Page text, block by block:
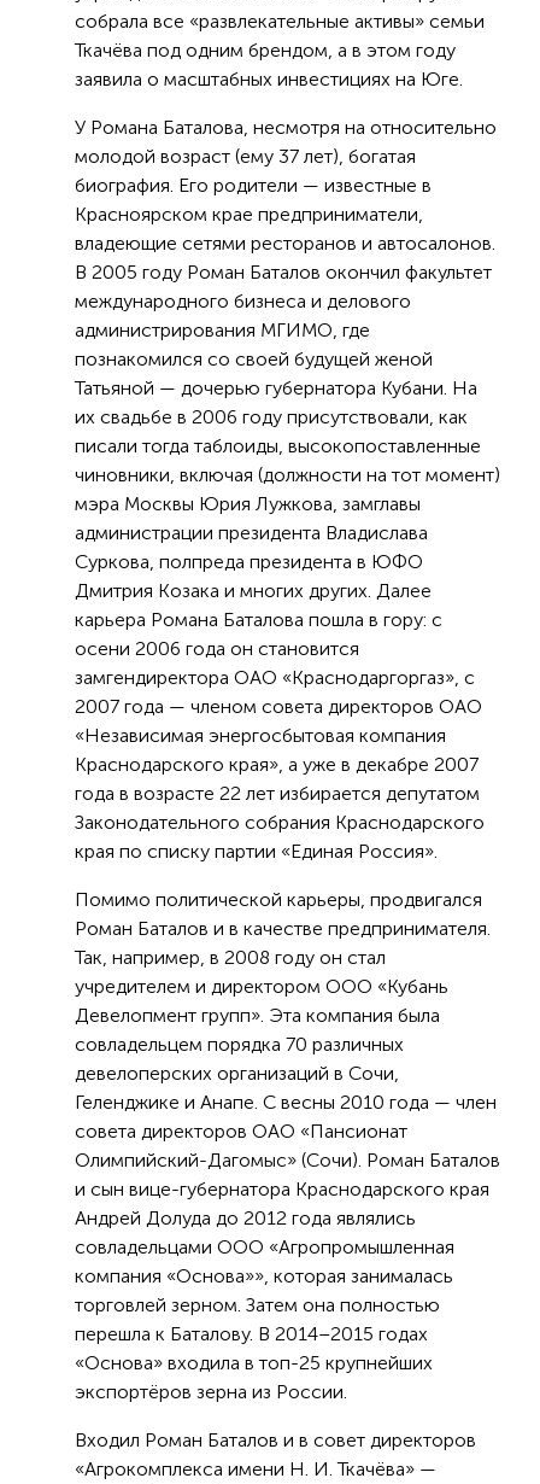
собрала все «развлекательные активы» семьи
Ткачёва под одним брендом, а в этом году
заявила о масштабных инвестициях на Юге.
У Романа Баталова, несмотря на относительно
молодой возраст (ему 37 лет), богатая
биография. Его родители — известные в
Красноярском крае предприниматели,
владеющие сетями ресторанов и автосалонов.
В 2005 году Роман Баталов окончил факультет
международного бизнеса и делового
администрирования МГИМО, где
познакомился со своей будущей женой
Татьяной — дочерью губернатора Кубани. На
их свадьбе в 2006 году присутствовали, как
писали тогда таблоиды, высокопоставленные
чиновники, включая (должности на тот момент)
мэра Москвы Юрия Лужкова, замглавы
администрации президента Владислава
Суркова, полпреда президента в ЮФО
Дмитрия Козака и многих других. Далее
карьера Романа Баталова пошла в гору: с
осени 2006 года он становится
замгендиректора ОАО «Краснодаргоргаз», с
2007 года — членом совета директоров ОАО
«Независимая энергосбытовая компания
Краснодарского края», а уже в декабре 2007
года в возрасте 22 лет избирается депутатом
Законодательного собрания Краснодарского
края по списку партии «Единая Россия».
Помимо политической карьеры, продвигался
Роман Баталов и в качестве предпринимателя.
Так, например, в 2008 году он стал
учредителем и директором ООО «Кубань
Девелопмент групп». Эта компания была
совладельцем порядка 70 различных
девелоперских организаций в Сочи,
Геленджике и Анапе. С весны 2010 года — член
совета директоров ОАО «Пансионат
Олимпийский-Дагомыс» (Сочи). Роман Баталов
и сын вице-губернатора Краснодарского края
Андрей Долуда до 2012 года являлись
совладельцами ООО «Агропромышленная
компания «Основа»», которая занималась
торговлей зерном. Затем она полностью
перешла к Баталову. В 2014–2015 годах
«Основа» входила в топ-25 крупнейших
экспортёров зерна из России.
Входил Роман Баталов и в совет директоров
«Агрокомплекса имени Н. И. Ткачёва» —